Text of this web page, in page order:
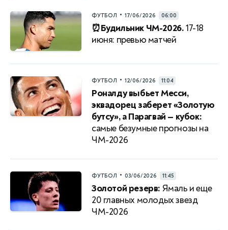
ФУТБОЛ • 17/06/2026 06:00
⏰Будильник ЧМ-2026.17-18
июня: превью матчей
ФУТБОЛ • 12/06/2026 11:04
Роналду выбьет Месси,
эквадорец заберет «Золотую
бутсу», а Парагвай — кубок:
самые безумные прогнозы на
ЧМ-2026
ФУТБОЛ • 03/06/2026 11:45
Золотой резерв: Ямаль и еще
20 главных молодых звезд
ЧМ-2026